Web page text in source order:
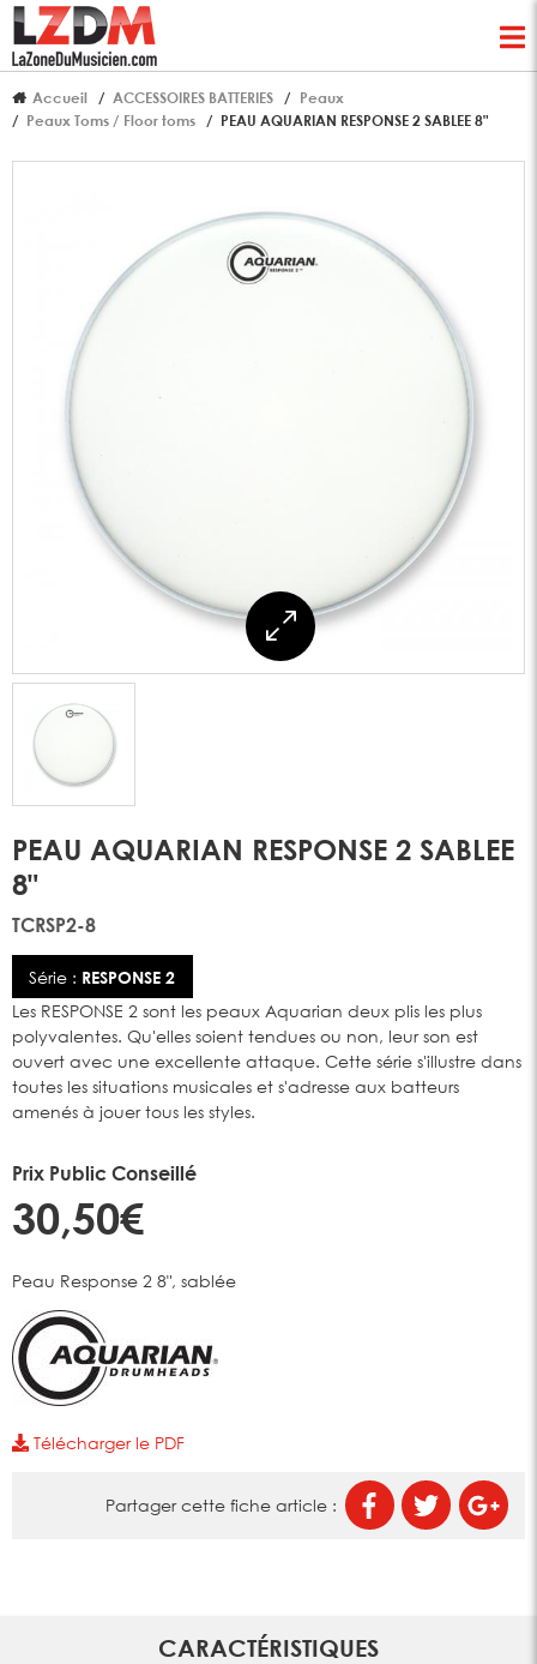
Accueil ACCESSOIRES BATTERIES
Peaux
Peaux Toms / Floor toms
PEAU AQUARIAN RESPONSE 2 SABLEE 8"
PEAU AQUARIAN RESPONSE 2 SABLEE
8"
TCRSP2-8
Série : RESPONSE 2
Les RESPONSE 2 sont les peaux Aquarian deux plis les plus
polyvalentes. Qu'elles soient tendues ou non, leur son est
ouvert avec une excellente attaque. Cette série s'illustre dans
toutes les situations musicales et s'adresse aux batteurs
amenés à jouer tous les styles.
Prix Public Conseillé
30,50€
Peau Response 2 8", sablée
Télécharger le PDF
Partager cette fiche article :
CARACTÉRISTIQUES